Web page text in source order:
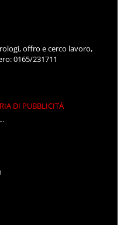
offro e cerco lavoro,
0165/231711
DI PUBBLICITÀ